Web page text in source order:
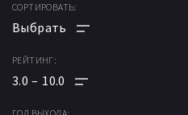
АНИМЕ
ФАНТАСТИКА
МЕЛОДРАМА
СОРТИРОВАТЬ:
ПО РЕЙТИНГУ
РЕЙТИНГ:
3.0 10.0